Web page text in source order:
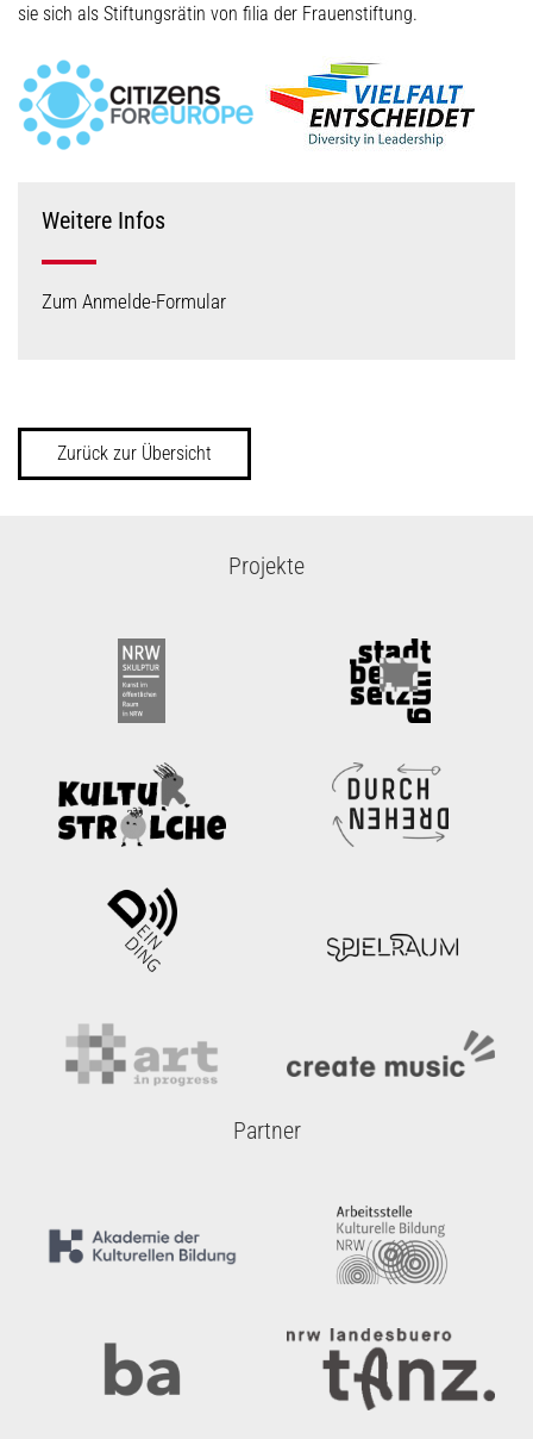
sie sich als Stiftungsrätin von filia der Frauenstiftung.
Weitere Infos
Zum Anmelde-Formular
Zurück zur Übersicht
Projekte
Partner